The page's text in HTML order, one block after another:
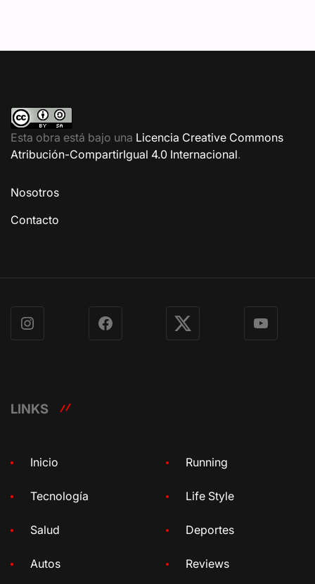
Esta obra está bajo una Licencia Creative Commons
Atribución-CompartirIgual 4.0 Internacional.
Nosotros
Contacto
Instagram Facebook X YouTube
LINKS
Inicio Running
Tecnología Life Style
Salud Deportes
Autos Reviews